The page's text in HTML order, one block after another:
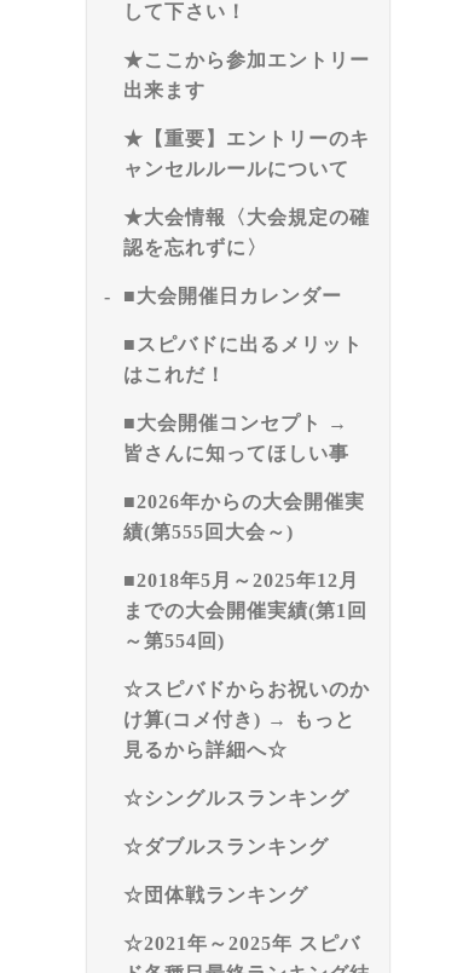
して下さい！
★ここから参加エントリー
出来ます
★【重要】エントリーのキ
ャンセルルールについて
★大会情報〈大会規定の確
認を忘れずに〉
■大会開催日カレンダー
■スピバドに出るメリット
はこれだ！
■大会開催コンセプト →
皆さんに知ってほしい事
■2026年からの大会開催実
績(第555回大会～)
■2018年5月～2025年12月
までの大会開催実績(第1回
～第554回)
☆スピバドからお祝いのか
け算(コメ付き) → もっと
見るから詳細へ☆
☆シングルスランキング
☆ダブルスランキング
☆団体戦ランキング
☆2021年～2025年 スピバ